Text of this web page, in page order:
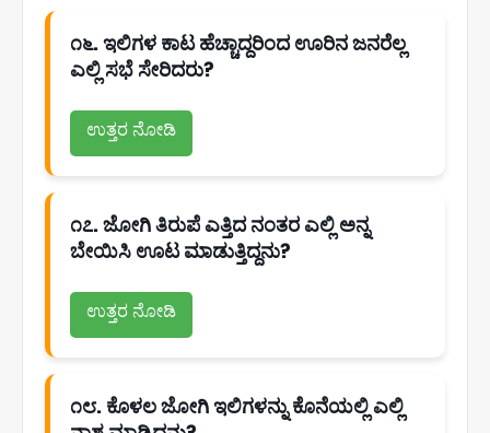
೧೬. ಇಲಿಗಳ ಕಾಟ ಹೆಚ್ಚಾದ್ದರಿಂದ ಊರಿನ ಜನರೆಲ್ಲ
ಎಲ್ಲಿ ಸಭೆ ಸೇರಿದರು?
ಉತ್ತರ ನೋಡಿ
೧೭. ಜೋಗಿ ತಿರುಪೆ ಎತ್ತಿದ ನಂತರ ಎಲ್ಲಿ ಅನ್ನ
ಬೇಯಿಸಿ ಊಟ ಮಾಡುತ್ತಿದ್ದನು?
ಉತ್ತರ ನೋಡಿ
೧೮. ಕೊಳಲ ಜೋಗಿ ಇಲಿಗಳನ್ನು ಕೊನೆಯಲ್ಲಿ ಎಲ್ಲಿ